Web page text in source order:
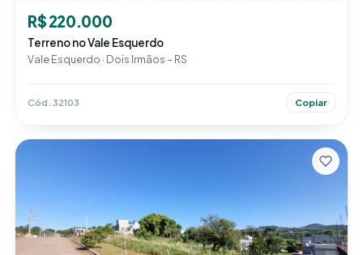
R$ 220.000
Terreno no Vale Esquerdo
Vale Esquerdo · Dois Irmãos – RS
Cód. 32103 Copiar